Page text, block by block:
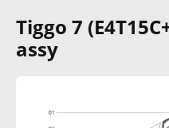
Tiggo 7
assy